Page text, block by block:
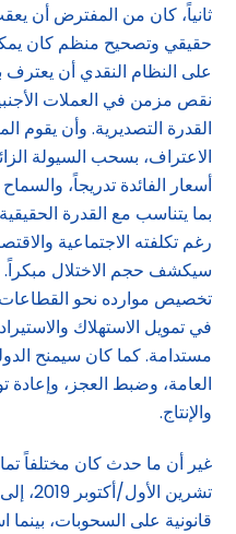
ثانياً، كان من المفترض أن
حقيقي وتصحيح منظم كان
على النظام النقدي أن يعترف
نقص مزمن في العملات
القدرة التصديرية. وأن يقوم
الاعتراف، بسحب السيولة
أسعار الفائدة تدريجاً،
بما يتناسب مع القدرة
رغم تكلفته الاجتماعية
سيكشف حجم الاختلال مبكراً.
تخصيص موارده نحو القطاعات
في تمويل الاستهلاك
مستدامة. كما كان سيمنح
العامة، وضبط العجز، وإعادة
والإنتاج.
غير أن ما حدث كان مختلفاً
تشرين
قانونية على السحوبات،